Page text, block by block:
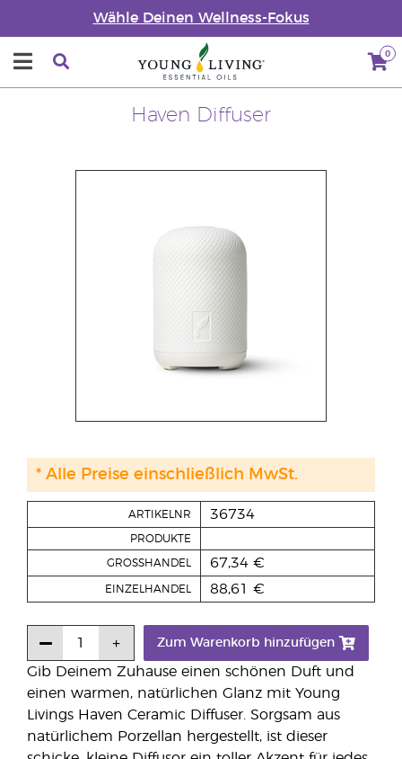
Wähle Deinen Wellness-Fokus
0
Haven Diffuser
Gib Deinem Zuhause einen schönen Duft und
einen warmen, natürlichen Glanz mit Young
Livings Haven Ceramic Diffuser. Sorgsam aus
natürlichem Porzellan hergestellt, ist dieser
ARTIKELNR 36734
PRODUKTE
GROSSHANDEL 67,34 €
EINZELHANDEL 88,61 €
Zum Warenkorb hinzufügen
* Alle Preise einschließlich MwSt.